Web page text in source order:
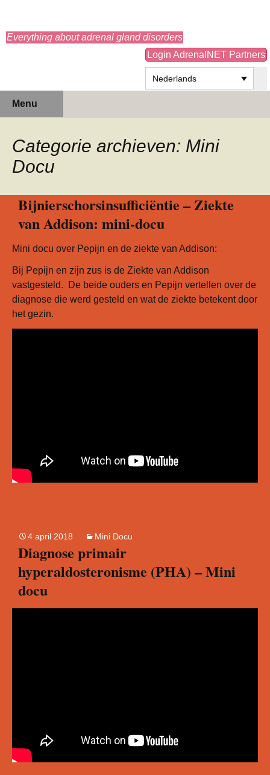
Everything about adrenal gland disorders
Login AdrenalNET Partners
Nederlands
Menu
inhoud
Categorie archieven: Mini
Docu
Bijnierschorsinsufficiëntie – Ziekte
van Addison: mini-docu
Mini docu over Pepijn en de ziekte van Addison:
Bij Pepijn en zijn zus is de Ziekte van Addison
vastgesteld. De beide ouders en Pepijn vertellen over de
diagnose die werd gesteld en wat de ziekte betekent door
het gezin.
4 april 2018 Mini Docu
Diagnose primair
hyperaldosteronisme (PHA) – Mini
docu